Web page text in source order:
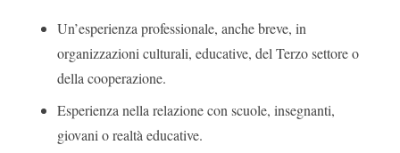
Un’esperienza professionale, anche breve, in
organizzazioni culturali, educative, del Terzo settore o
della cooperazione.
Esperienza nella relazione con scuole, insegnanti,
giovani o realtà educative.